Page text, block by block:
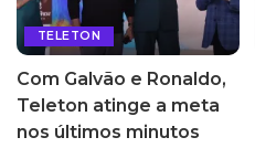
TELETON
Com Galvão e Ronaldo,
Teleton atinge a meta
nos últimos minutos